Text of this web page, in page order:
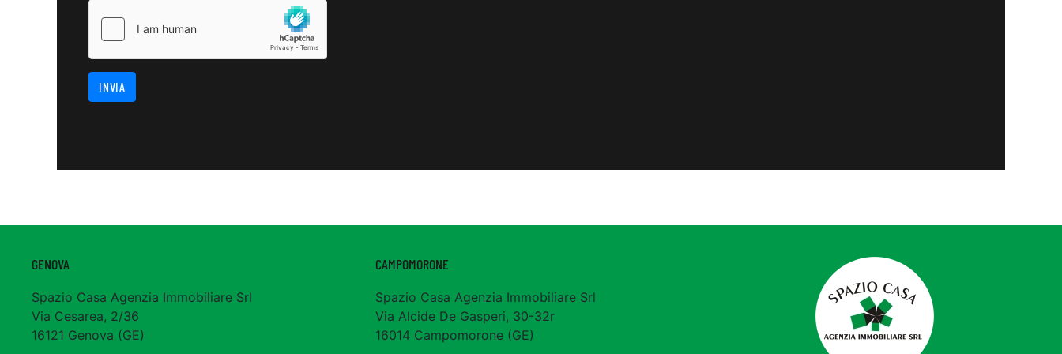
INVIA
GENOVA
Spazio Casa Agenzia Immobiliare Srl
Via Cesarea, 2/36
16121 Genova (GE)
CAMPOMORONE
Spazio Casa Agenzia Immobiliare Srl
Via Alcide De Gasperi, 30-32r
16014 Campomorone (GE)